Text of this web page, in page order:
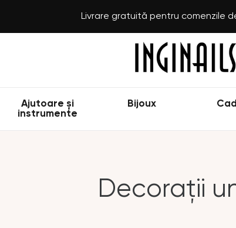
Livrare gratuită pentru comenzile
Ajutoare și
instrumente
Bijoux
Decorații